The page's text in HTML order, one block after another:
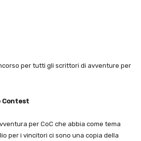
per tutti gli scrittori di avventure per
Contest
per CoC che abbia come tema
per i vincitori ci sono una copia della